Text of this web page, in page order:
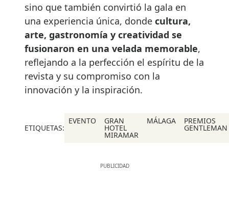
sino que también convirtió la gala en
una experiencia única, donde cultura,
arte, gastronomía y creatividad se
fusionaron en una velada memorable,
reflejando a la perfección el espíritu de la
revista y su compromiso con la
innovación y la inspiración.
ETIQUETAS:
EVENTO GRAN
HOTEL
MIRAMAR
MÁLAGA PREMIOS
GENTLEMAN